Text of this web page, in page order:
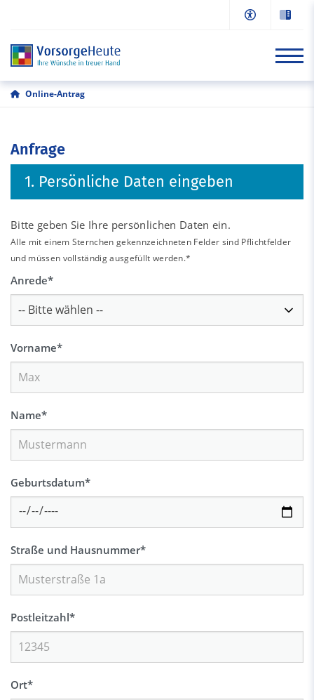
Online-Antrag
Anfrage
1. Persönliche Daten eingeben
Bitte geben Sie Ihre persönlichen Daten ein.
Alle mit einem Sternchen gekennzeichneten Felder sind Pflichtfelder
und müssen vollständig ausgefüllt werden.*
Anrede*
Vorname*
Name*
Geburtsdatum*
Straße und Hausnummer*
Postleitzahl*
Ort*
Informationen
Online-Antrag